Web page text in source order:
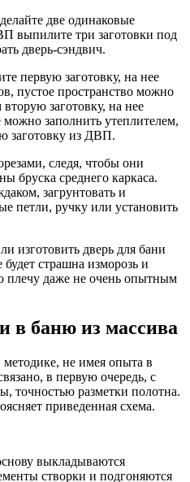
две одинаковые
выпилите три заготовки под
дверь-сэндвич.
первую заготовку, на нее
пустое пространство можно
заготовку, на нее
заполнить утеплителем,
заготовку из ДВП.
следя, чтобы они
бруска среднего каркаса.
загрунтовать и
петли, ручку или установить
изготовить дверь для бани
страшна изморозь и
плечу даже не очень опытным
в баню из массива
не имея опыта в
в первую очередь, с
точностью разметки полотна.
приведенная схема.
выкладываются
створки и подгоняются